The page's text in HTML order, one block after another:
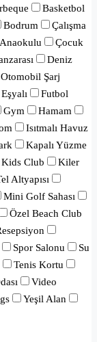
Basketbol
Bodrum
Çalışma
Çocuk
Deniz
Şarj
Eşyalı
Futbol
Gym
Hamam
Isıtmalı Havuz
Kapalı Yüzme
Kids Club
Kiler
Altyapısı
Mini Golf Sahası
Özel Beach Club
Spor Salonu
Su
Tenis Kortu
Video
Yeşil Alan